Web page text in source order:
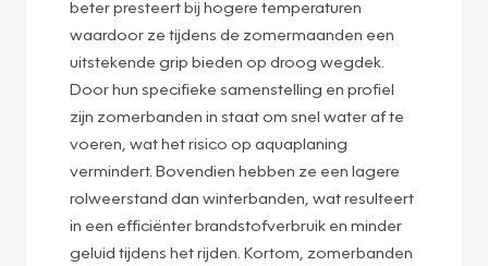
beter presteert bij hogere temperaturen
waardoor ze tijdens de zomermaanden een
uitstekende grip bieden op droog wegdek.
Door hun specifieke samenstelling en profiel
zijn zomerbanden in staat om snel water af te
voeren, wat het risico op aquaplaning
vermindert. Bovendien hebben ze een lagere
rolweerstand dan winterbanden, wat resulteert
in een efficiënter brandstofverbruik en minder
geluid tijdens het rijden. Kortom, zomerbanden